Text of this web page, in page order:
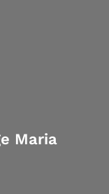
Maria